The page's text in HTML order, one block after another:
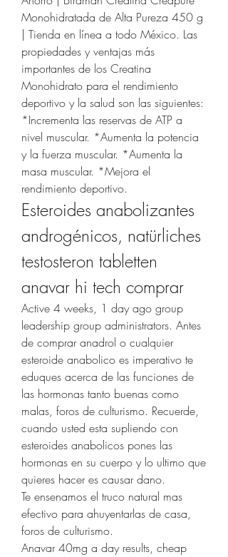
Monohidratada de Alta Pureza 450 g
| Tienda en línea a todo México. Las
propiedades y ventajas más
importantes de los Creatina
Monohidrato para el rendimiento
deportivo y la salud son las siguientes:
*Incrementa las reservas de ATP a
nivel muscular. *Aumenta la potencia
y la fuerza muscular. *Aumenta la
masa muscular. *Mejora el
rendimiento deportivo.
Esteroides anabolizantes
androgénicos, natürliches
testosteron tabletten
anavar hi tech comprar
Active 4 weeks, 1 day ago group
leadership group administrators. Antes
de comprar anadrol o cualquier
esteroide anabolico es imperativo te
eduques acerca de las funciones de
las hormonas tanto buenas como
malas, foros de culturismo. Recuerde,
cuando usted esta supliendo con
esteroides anabolicos pones las
hormonas en su cuerpo y lo ultimo que
quieres hacer es causar dano.
Te ensenamos el truco natural mas
efectivo para ahuyentarlas de casa,
foros de culturismo.
Anavar 40mg a day results, cheap